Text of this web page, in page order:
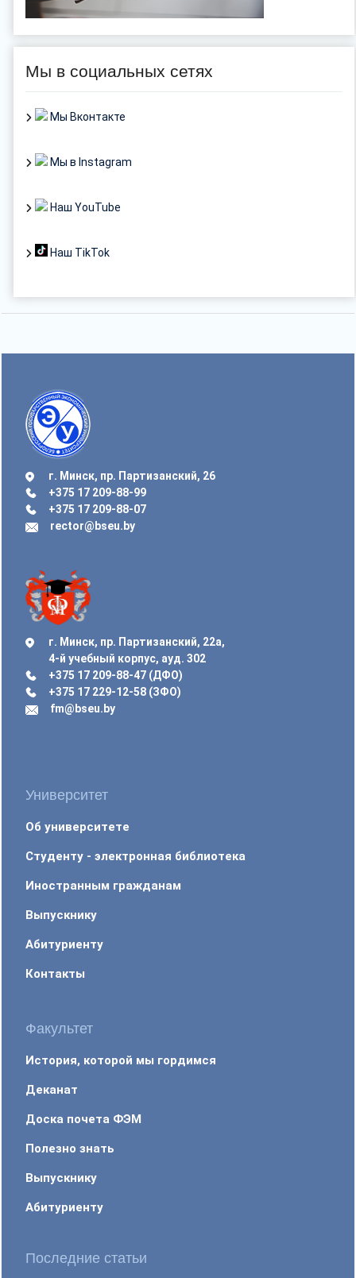
Мы в социальных сетях
Мы Вконтакте
Мы в Instagram
Наш YouTube
Наш TikTok
г. Минск, пр. Партизанский, 26
+375 17 209-88-99
+375 17 209-88-07
rector@bseu.by
г. Минск, пр. Партизанский, 22а,
4-й учебный корпус, ауд. 302
+375 17 209-88-47 (ДФО)
+375 17 229-12-58 (ЗФО)
fm@bseu.by
Университет
Об университете
Студенту - электронная библиотека
Иностранным гражданам
Выпускнику
Абитуриенту
Контакты
Факультет
История, которой мы гордимся
Деканат
Доска почета ФЭМ
Полезно знать
Выпускнику
Абитуриенту
Последние статьи